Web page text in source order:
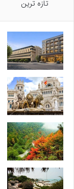
تازه ترین